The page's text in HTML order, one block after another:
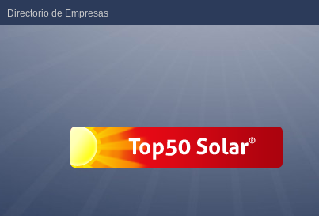
Directorio de Empresas